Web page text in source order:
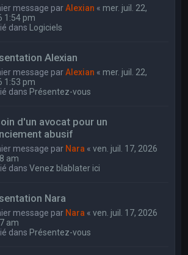
message parAlexian « mer. juil. 22,
1:54 pm
dans Logiciels
Alexian
message parAlexian « mer. juil. 22,
1:53 pm
dans Présentez-vous
d'un avocat pour un
abusif
message par Nara «ven. juil. 17, 2026
am
dansVenez blablater ici
Nara
message par Nara «ven. juil. 17, 2026
am
dans Présentez-vous